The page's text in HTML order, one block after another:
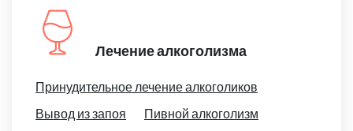
Лечение алкоголизма
Принудительное лечение алкоголиков
Вывод из запоя
Пивной алкоголизм